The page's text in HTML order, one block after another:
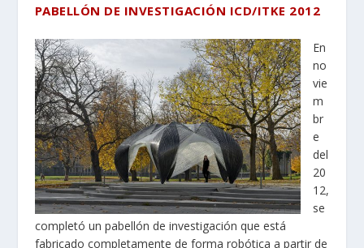
PABELLÓN DE INVESTIGACIÓN ICD/ITKE 2012
En
no
vie
m
br
e
del
20
12,
se
completó un pabellón de investigación que está
fabricado completamente de forma robótica a partir de